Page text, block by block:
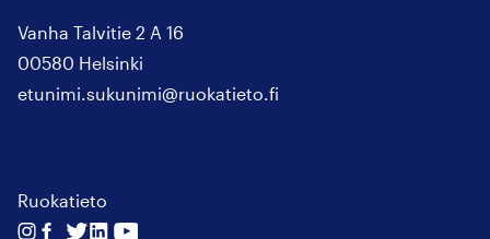
Vanha Talvitie 2 A 16
00580 Helsinki
etunimi.sukunimi@ruokatieto.fi
Ruokatieto